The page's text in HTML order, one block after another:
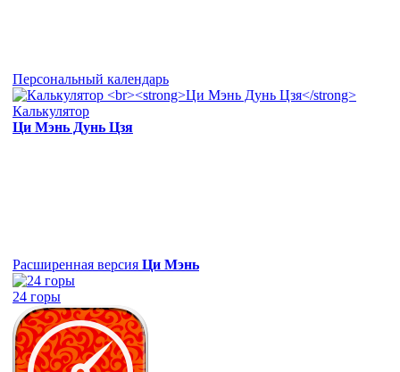
Персональный календарь
Калькулятор
Ци Мэнь Дунь Цзя
Расширенная версия Ци Мэнь
24 горы